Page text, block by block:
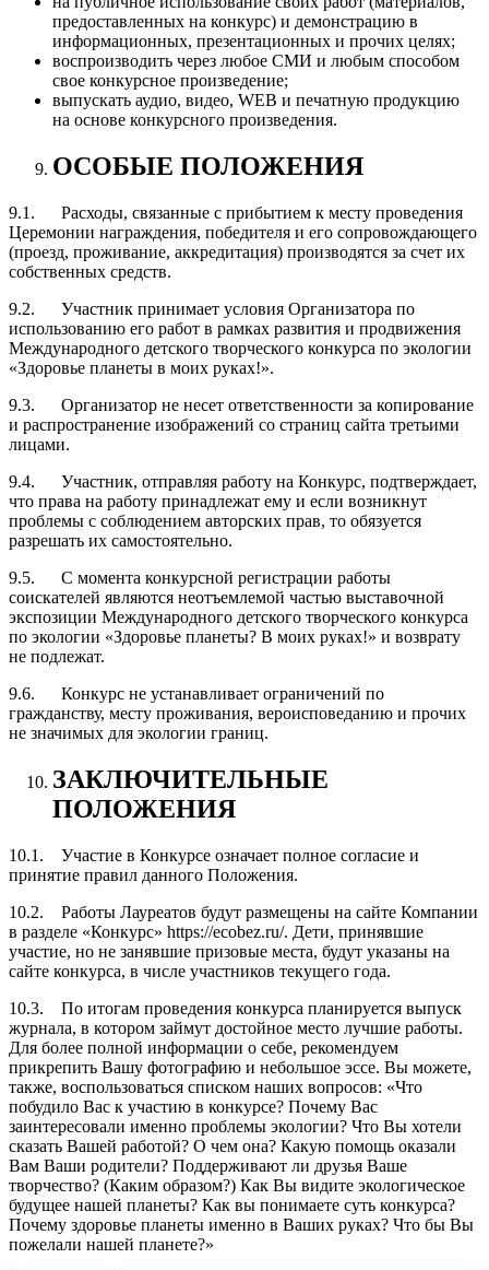
предоставленных на конкурс) и демонстрацию в
информационных, презентационных и прочих целях;
воспроизводить через любое СМИ и любым способом
свое конкурсное произведение;
выпускать аудио, видео, WEB и печатную продукцию
на основе конкурсного произведения.
ОСОБЫЕ ПОЛОЖЕНИЯ
9.1. Расходы, связанные с прибытием к месту проведения
Церемонии награждения, победителя и его сопровождающего
(проезд, проживание, аккредитация) производятся за счет их
собственных средств.
9.2. Участник принимает условия Организатора по
использованию его работ в рамках развития и продвижения
Международного детского творческого конкурса по экологии
«Здоровье планеты в моих руках!».
9.3. Организатор не несет ответственности за копирование
и распространение изображений со страниц сайта третьими
лицами.
9.4. Участник, отправляя работу на Конкурс, подтверждает,
что права на работу принадлежат ему и если возникнут
проблемы с соблюдением авторских прав, то обязуется
разрешать их самостоятельно.
9.5. С момента конкурсной регистрации работы
соискателей являются неотъемлемой частью выставочной
экспозиции Международного детского творческого конкурса
по экологии «Здоровье планеты? В моих руках!» и возврату
не подлежат.
9.6. Конкурс не устанавливает ограничений по
гражданству, месту проживания, вероисповеданию и прочих
не значимых для экологии границ.
ЗАКЛЮЧИТЕЛЬНЫЕ
ПОЛОЖЕНИЯ
10.1. Участие в Конкурсе означает полное согласие и
принятие правил данного Положения.
10.2. Работы Лауреатов будут размещены на сайте Компании
в разделе «Конкурс» https://ecobez.ru/. Дети, принявшие
участие, но не занявшие призовые места, будут указаны на
сайте конкурса, в числе участников текущего года.
10.3. По итогам проведения конкурса планируется выпуск
журнала, в котором займут достойное место лучшие работы.
Для более полной информации о себе, рекомендуем
прикрепить Вашу фотографию и небольшое эссе. Вы можете,
также, воспользоваться списком наших вопросов: «Что
побудило Вас к участию в конкурсе? Почему Вас
заинтересовали именно проблемы экологии? Что Вы хотели
сказать Вашей работой? О чем она? Какую помощь оказали
Вам Ваши родители? Поддерживают ли друзья Ваше
творчество? (Каким образом?) Как Вы видите экологическое
будущее нашей планеты? Как вы понимаете суть конкурса?
Почему здоровье планеты именно в Ваших руках? Что бы Вы
пожелали нашей планете?»